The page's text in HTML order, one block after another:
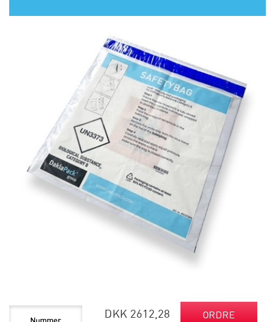
DKK 2612,28 ORDRE